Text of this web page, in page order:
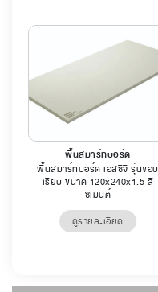
พื้นสมาร์ทบอร์ด
พื้นสมาร์ทบอร์ด เอสซีจี รุ่นขอบ
เรียบ ขนาด 120x240x1.5 สี
ซีเมนต์
ดูรายละเอียด